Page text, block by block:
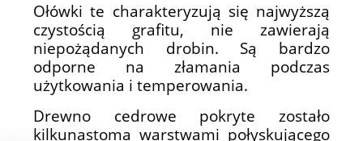
Ołówki te charakteryzują się najwyższą
czystością grafitu, nie zawierają
niepożądanych drobin. Są bardzo
odporne na złamania podczas
użytkowania i temperowania.
Drewno cedrowe pokryte zostało
kilkunastoma warstwami połyskującego